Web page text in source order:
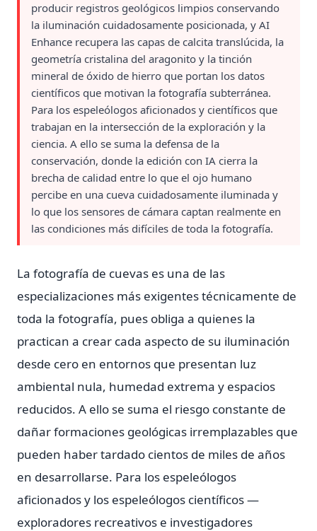
producir registros geológicos limpios conservando
la iluminación cuidadosamente posicionada, y AI
Enhance recupera las capas de calcita translúcida, la
geometría cristalina del aragonito y la tinción
mineral de óxido de hierro que portan los datos
científicos que motivan la fotografía subterránea.
Para los espeleólogos aficionados y científicos que
trabajan en la intersección de la exploración y la
ciencia. A ello se suma la defensa de la
conservación, donde la edición con IA cierra la
brecha de calidad entre lo que el ojo humano
percibe en una cueva cuidadosamente iluminada y
lo que los sensores de cámara captan realmente en
las condiciones más difíciles de toda la fotografía.
La fotografía de cuevas es una de las
especializaciones más exigentes técnicamente de
toda la fotografía, pues obliga a quienes la
practican a crear cada aspecto de su iluminación
desde cero en entornos que presentan luz
ambiental nula, humedad extrema y espacios
reducidos. A ello se suma el riesgo constante de
dañar formaciones geológicas irremplazables que
pueden haber tardado cientos de miles de años
en desarrollarse. Para los espeleólogos
aficionados y los espeleólogos científicos —
exploradores recreativos e investigadores